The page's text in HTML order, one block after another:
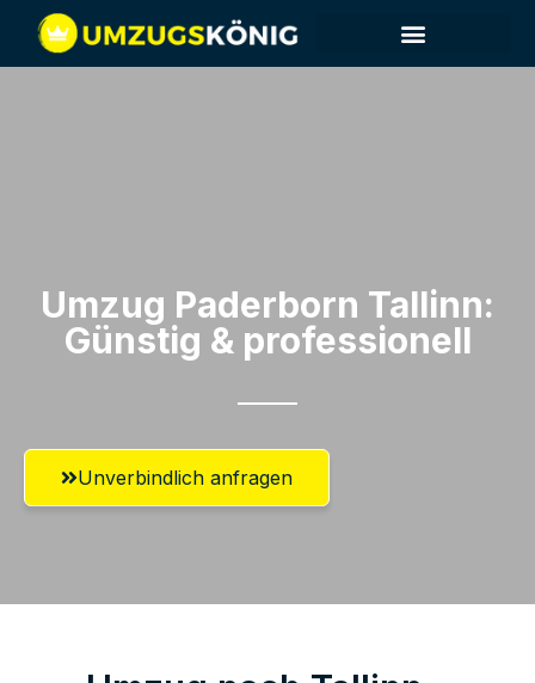
Umzug Paderborn​ Tallinn:
Günstig & professionell​
Unverbindlich anfragen